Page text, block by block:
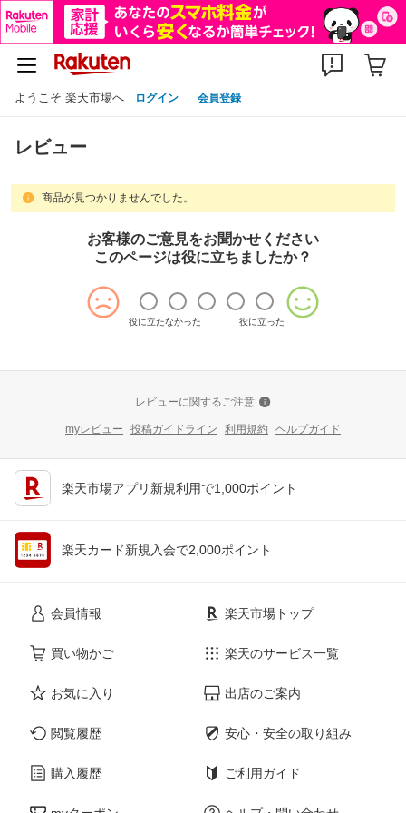
ようこそ 楽天市場へ ログイン 会員登録
レビュー
商品が見つかりませんでした。
お客様のご意見をお聞かせください
このページは役に立ちましたか？
役に立たなかった 役に立った
レビューに関するご注意
myレビュー 投稿ガイドライン 利用規約 ヘルプガイド
楽天市場アプリ新規利用で1,000ポイント
楽天カード新規入会で2,000ポイント
会員情報
買い物かご
お気に入り
閲覧履歴
購入履歴
楽天市場トップ
楽天のサービス一覧
出店のご案内
安心・安全の取り組み
ご利用ガイド